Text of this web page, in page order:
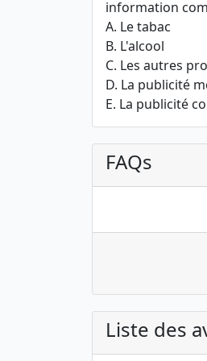
information
A. Le tabac
B. L'alcool
C. Les autres
D. La publicité
E. La publicité
FAQs
Liste des